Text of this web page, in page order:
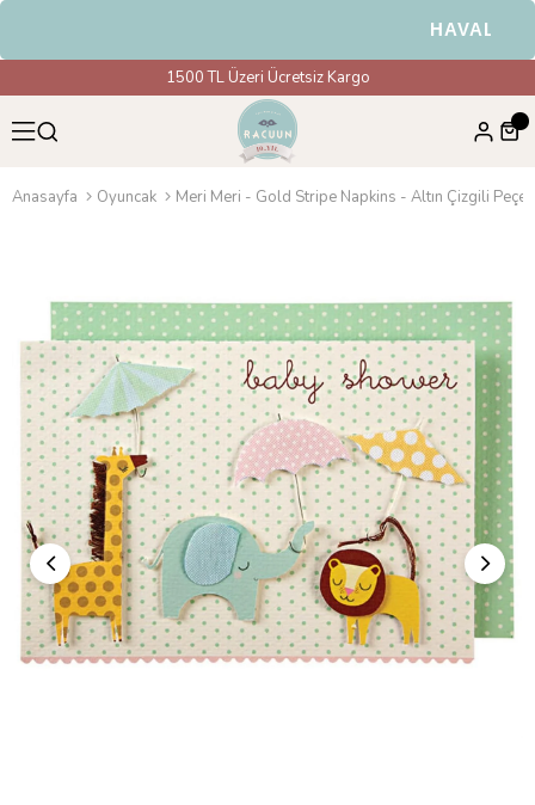
HAVALE &
1500 TL Üzeri Ücretsiz Kargo
Anasayfa Oyuncak Meri Meri - Gold Stripe Napkins - Altın Çizgili